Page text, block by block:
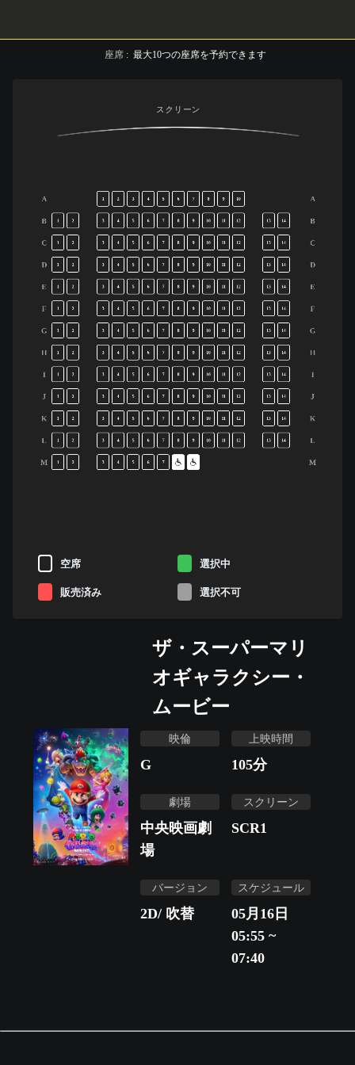
座席 : 最大10つの座席を予約できます
スクリーン
A
B
C
D
E
F
G
H
I
J
K
L
M
A
B
C
D
E
F
G
H
I
J
K
L
M
1 2 3 4 5 6 7 8 9 10
1 2 3 4 5 6 7 8 9 10 11 12 13 14
1 2 3 4 5 6 7 8 9 10 11 12 13 14
1 2 3 4 5 6 7 8 9 10 11 12 13 14
1 2 3 4 5 6 7 8 9 10 11 12 13 14
2 3 4 5 6 7 8 9 10 12 13 14
1 2 3 4 5 6 7 8 9 10 11 12 13 14
1 2 3 4 5 6 7 8 9 10 11 12 13 14
1 2 3 4 5 6 7 8 9 10 11 12 13 14
1 2 3 4 5 6 7 8 9 10 11 12 13 14
1 2 3 4 5 6 7 8 9 10 11 12 13 14
1 2 3 4 5 6 7 8 9 10 11 12 13 14
2 3 4 5 6 7
空席 選択中
販売済み 選択不可
ザ・スーパーマリ
オギャラクシー・
ムービー
映倫
G
上映時間
105分
劇場
中央映画劇
場
スクリーン
SCR1
バージョン
2D/ 吹替
スケジュール
05月16日
05:55 ~
07:40